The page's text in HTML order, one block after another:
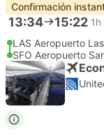
Confirmación
13:34 15:22
LAS Aeropuerto
SFO Aeropuerto